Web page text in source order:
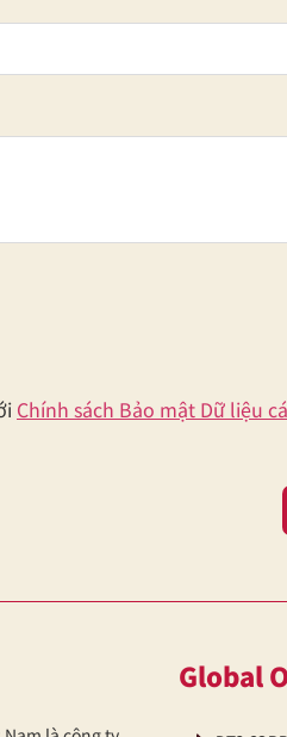
Chính sách Bảo mật Dữ liệu
Global